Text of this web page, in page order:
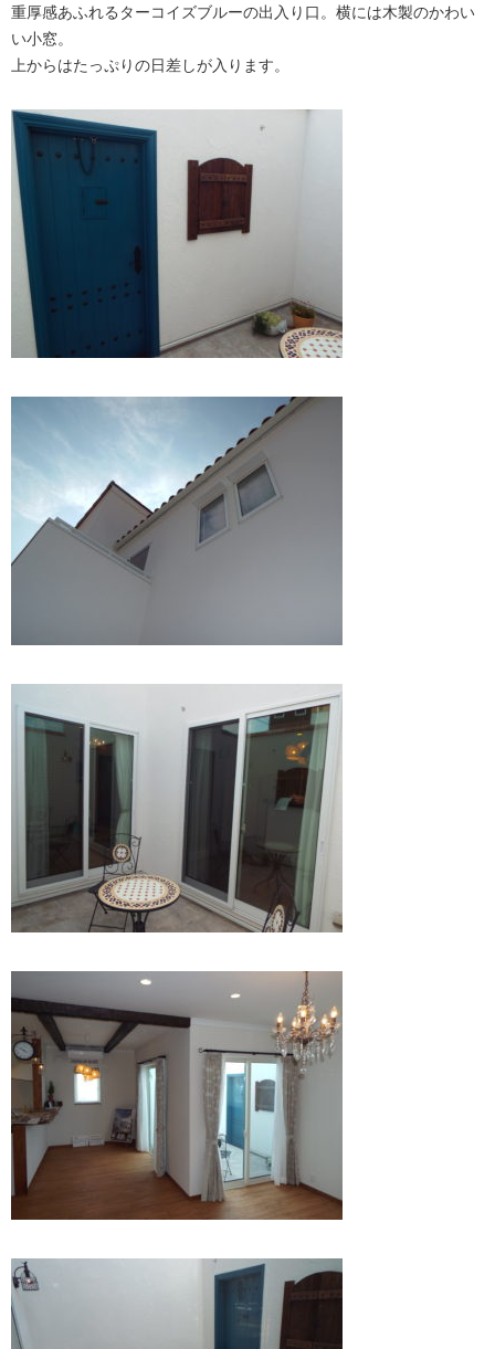
重厚感あふれるターコイズブルーの出入り口。横には木製のかわい
い小窓。
上からはたっぷりの日差しが入ります。